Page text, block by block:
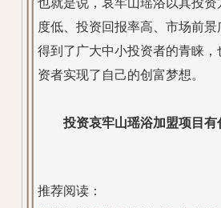
也就是说，哀牢山瑶浴以其投
度低、投资回报率高、市场前景
得到了广大中小投资者的青睐，
资者实现了自己的创富梦想。
投资哀牢山瑶浴加盟项目有
推荐阅读：